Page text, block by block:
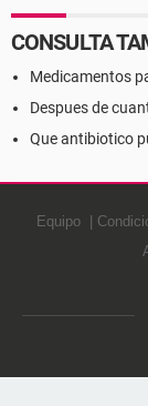
CONSULTA
Medicamentos
Despues de
Que antibiotico
Equipo